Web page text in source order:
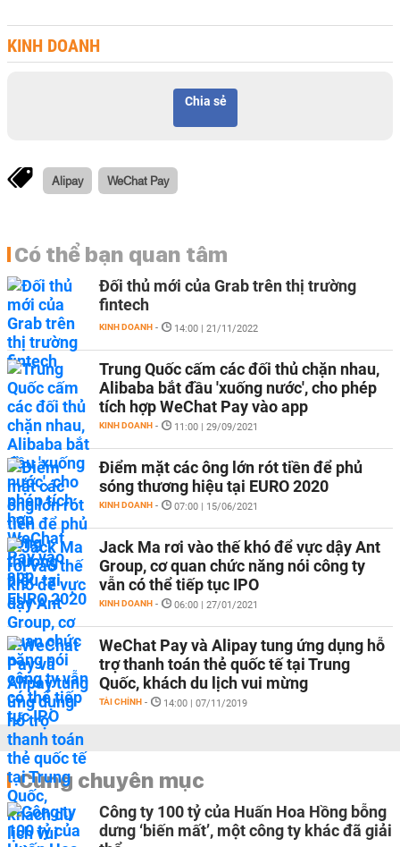
KINH DOANH
Chia sẻ
Alipay WeChat Pay
Có thể bạn quan tâm
Đối thủ mới của Grab trên thị trường
fintech
KINH DOANH - 14:00 | 21/11/2022
Trung Quốc cấm các đối thủ chặn nhau,
Alibaba bắt đầu 'xuống nước', cho phép
tích hợp WeChat Pay vào app
KINH DOANH - 11:00 | 29/09/2021
Điểm mặt các ông lớn rót tiền để phủ
sóng thương hiệu tại EURO 2020
KINH DOANH - 07:00 | 15/06/2021
Jack Ma rơi vào thế khó để vực dậy Ant
Group, cơ quan chức năng nói công ty
vẫn có thể tiếp tục IPO
KINH DOANH - 06:00 | 27/01/2021
WeChat Pay và Alipay tung ứng dụng hỗ
trợ thanh toán thẻ quốc tế tại Trung
Quốc, khách du lịch vui mừng
TÀI CHÍNH - 14:00 | 07/11/2019
Cùng chuyên mục
Công ty 100 tỷ của Huấn Hoa Hồng bỗng
dưng ‘biến mất’, một công ty khác đã giải